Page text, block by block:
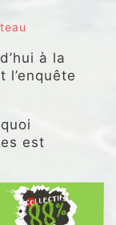
à la
l’enquête
est